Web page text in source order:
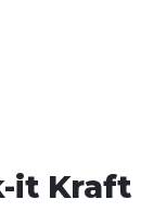
it Kraft